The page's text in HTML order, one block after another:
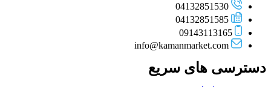
04132851530
04132851585
09143113165
info@kamanmarket.com
دسترسی های سریع